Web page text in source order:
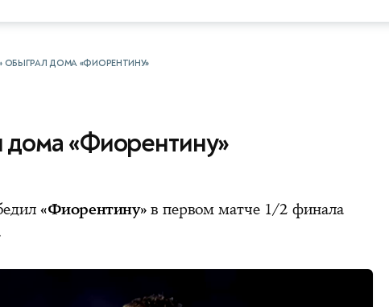
ОБЫГРАЛ ДОМА «ФИОРЕНТИНУ»
дома «Фиорентину»
«Фиорентину»в первом матче 1/2 финала